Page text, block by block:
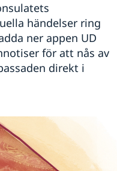
händelser ring
ner appen UD
för att nås av
direkt i